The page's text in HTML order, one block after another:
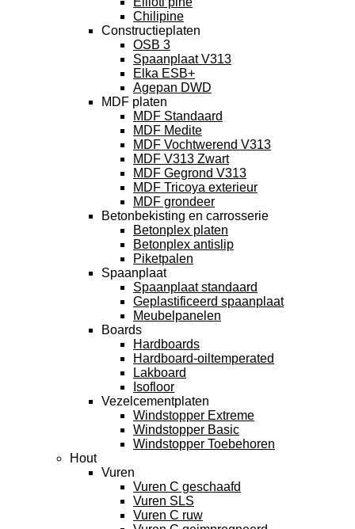
Chilipine
Constructieplaten
OSB 3
Spaanplaat V313
Elka ESB+
Agepan DWD
MDF platen
MDF Standaard
MDF Medite
MDF Vochtwerend V313
MDF V313 Zwart
MDF Gegrond V313
MDF Tricoya exterieur
MDF grondeer
Betonbekisting en carrosserie
Betonplex platen
Betonplex antislip
Piketpalen
Spaanplaat
Spaanplaat standaard
Geplastificeerd spaanplaat
Meubelpanelen
Boards
Hardboards
Hardboard-oiltemperated
Lakboard
Isofloor
Vezelcementplaten
Windstopper Extreme
Windstopper Basic
Windstopper Toebehoren
Hout
Vuren
Vuren C geschaafd
Vuren SLS
Vuren C ruw